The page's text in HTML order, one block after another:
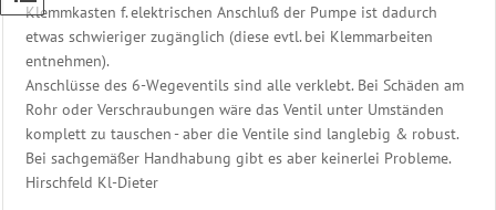
Klemmkasten f. elektrischen Anschluß der Pumpe ist dadurch
etwas schwieriger zugänglich (diese evtl. bei Klemmarbeiten
entnehmen).
Anschlüsse des 6-Wegeventils sind alle verklebt. Bei Schäden am
Rohr oder Verschraubungen wäre das Ventil unter Umständen
komplett zu tauschen - aber die Ventile sind langlebig & robust.
Bei sachgemäßer Handhabung gibt es aber keinerlei Probleme.
Hirschfeld Kl-Dieter